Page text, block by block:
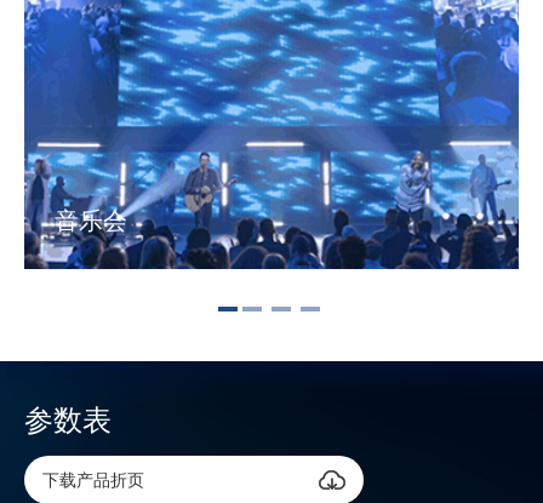
音乐会
参数表
下载产品折页